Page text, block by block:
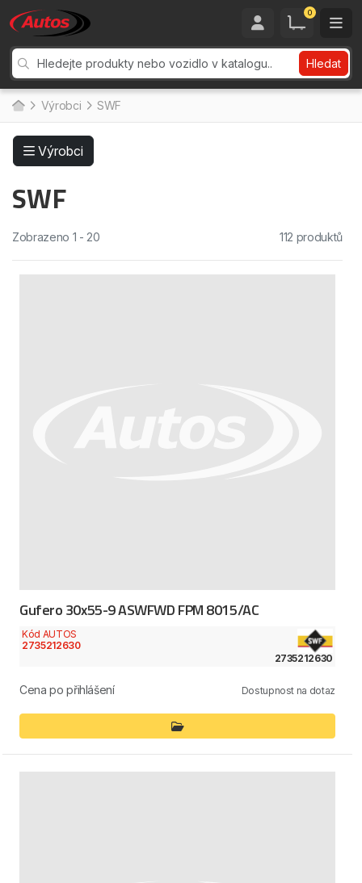
0
Hledat
Výrobci SWF
Výrobci
SWF
Zobrazeno 1 - 20 112 produktů
Gufero 30x55-9 ASWFWD FPM 8015/AC
Kód AUTOS
2735212630
2735212630
Cena po přihlášení Dostupnost na dotaz